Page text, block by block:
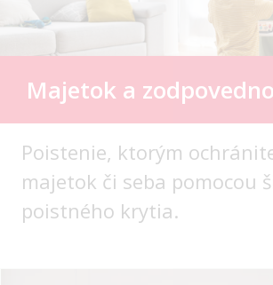
Majetok a
Poistenie, ktorým
majetok či seba pomocou
poistného krytia.